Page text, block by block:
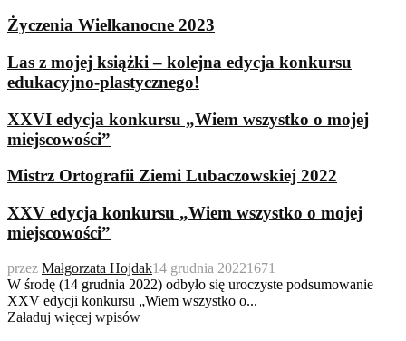
Życzenia Wielkanocne 2023
Las z mojej książki – kolejna edycja konkursu
edukacyjno-plastycznego!
XXVI edycja konkursu „Wiem wszystko o mojej
miejscowości”
Mistrz Ortografii Ziemi Lubaczowskiej 2022
XXV edycja konkursu „Wiem wszystko o mojej
miejscowości”
przez Małgorzata Hojdak14 grudnia 20221671
W środę (14 grudnia 2022) odbyło się uroczyste podsumowanie
XXV edycji konkursu „Wiem wszystko o...
Załaduj więcej wpisów